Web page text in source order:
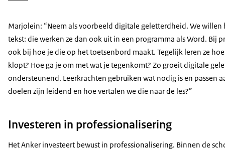
Marjolein: “Neem als voorbeeld digitale geletterdheid. We
tekst: die werken ze dan ook uit in een programma als Word. Bij
ook bij hoe je die op het toetsenbord maakt. Tegelijk leren ze
klopt? Hoe ga je om met wat je tegenkomt? Zo groeit digitale
ondersteunend. Leerkrachten gebruiken wat nodig is en passen
doelen zijn leidend en hoe vertalen we die naar de les?”
Investeren in professionalisering
Het Anker investeert bewust in professionalisering. Binnen de